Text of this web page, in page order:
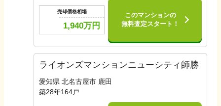
売却価格相場
1,940万円
このマンションの
無料査定スタート！
ライオンズマンションニューシティ師勝
愛知県 北名古屋市 鹿田
築28年164戸